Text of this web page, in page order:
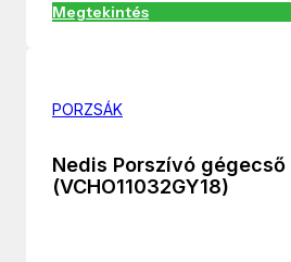
Megtekintés
PORZSÁK
Nedis Porszívó gégecső
(VCHO11032GY18)